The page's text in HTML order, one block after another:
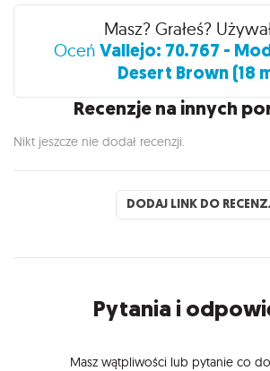
Recenzje
Masz? Grałeś?
Oceń Vallejo: 70.767 -
Desert Brown (18
Recenzje na innych
Nikt jeszcze nie dodał recenzji.
DODAJ LINK DO
Pytania i
Masz wątpliwości lub pytanie co